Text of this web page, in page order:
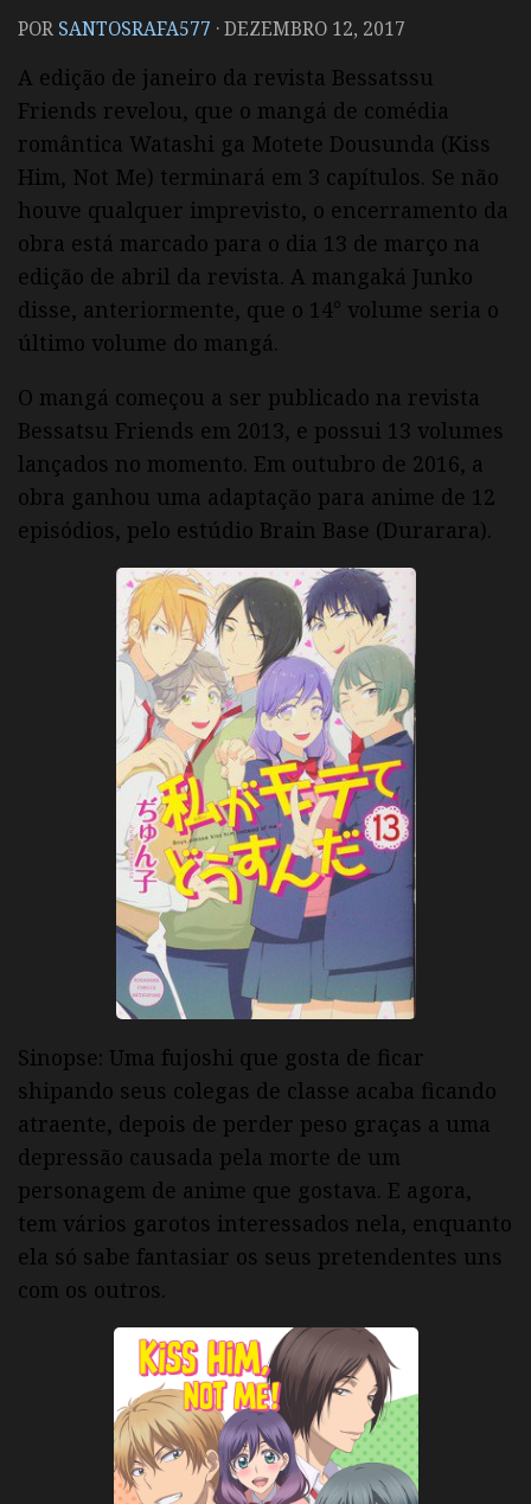
POR SANTOSRAFA577 ·DEZEMBRO 12, 2017
A edição de janeiro da revista Bessatssu
Friends revelou, que o mangá de comédia
romântica Watashi ga Motete Dousunda (Kiss
Him, Not Me) terminará em 3 capítulos. Se não
houve qualquer imprevisto, o encerramento da
obra está marcado para o dia 13 de março na
edição de abril da revista. A mangaká Junko
disse, anteriormente, que o 14° volume seria o
último volume do mangá.
O mangá começou a ser publicado na revista
Bessatsu Friends em 2013, e possui 13 volumes
lançados no momento. Em outubro de 2016, a
obra ganhou uma adaptação para anime de 12
episódios, pelo estúdio Brain Base (Durarara).
Sinopse: Uma fujoshi que gosta de ficar
shipando seus colegas de classe acaba ficando
atraente, depois de perder peso graças a uma
depressão causada pela morte de um
personagem de anime que gostava. E agora,
tem vários garotos interessados nela, enquanto
ela só sabe fantasiar os seus pretendentes uns
com os outros.